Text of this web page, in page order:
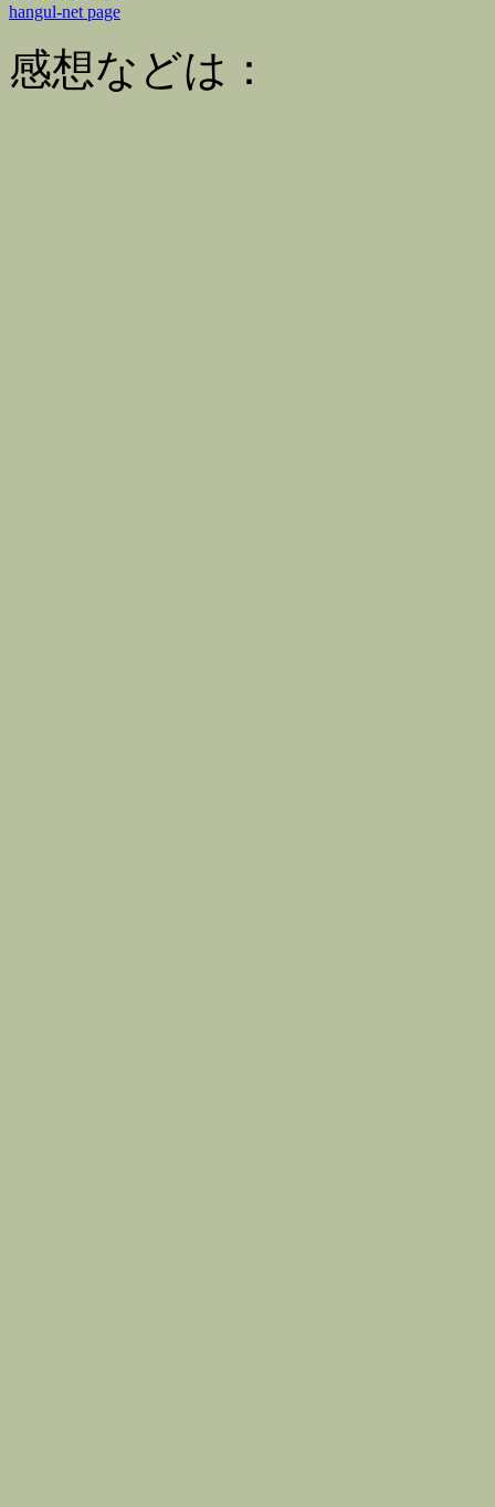
hangul-net page
感想などは：